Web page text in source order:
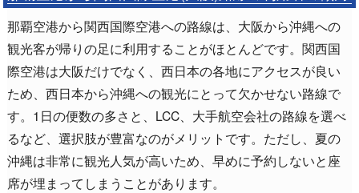
那覇空港から関西国際空港への路線は、大阪から沖縄への
観光客が帰りの足に利用することがほとんどです。関西国
際空港は大阪だけでなく、西日本の各地にアクセスが良い
ため、西日本から沖縄への観光にとって欠かせない路線で
す。1日の便数の多さと、LCC、大手航空会社の路線を選べ
るなど、選択肢が豊富なのがメリットです。ただし、夏の
沖縄は非常に観光人気が高いため、早めに予約しないと座
席が埋まってしまうことがあります。